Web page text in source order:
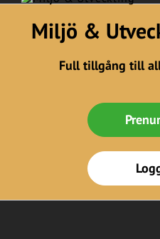
Miljö &
Full tillgång till